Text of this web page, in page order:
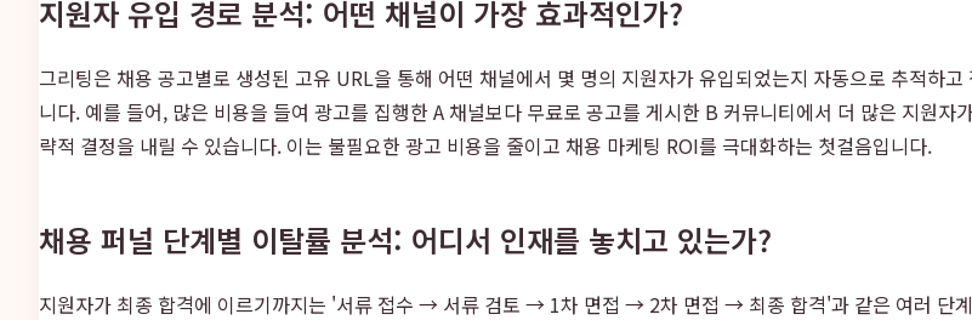
지원자 유입 경로 분석: 어떤 채널이 가장 효과적인가?
그리팅은 채용 공고별로 생성된 고유 URL을 통해 어떤 채널에서 몇 명의 지원자가 유입되었는지 자동으로 추적하
니다. 예를 들어, 많은 비용을 들여 광고를 집행한 A 채널보다 무료로 공고를 게시한 B 커뮤니티에서 더 많은 지원
략적 결정을 내릴 수 있습니다. 이는 불필요한 광고 비용을 줄이고 채용 마케팅 ROI를 극대화하는 첫걸음입니다.
채용 퍼널 단계별 이탈률 분석: 어디서 인재를 놓치고 있는가?
지원자가 최종 합격에 이르기까지는 '서류 접수 → 서류 검토 → 1차 면접 → 2차 면접 → 최종 합격'과 같은 여러 단